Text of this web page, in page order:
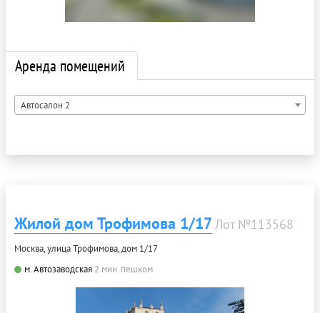
Аренда помещений
Автосалон 2
Жилой дом Трофимова 1/17Лот №113568
Москва, улица Трофимова, дом 1/17
м. Автозаводская 2 мин. пешком